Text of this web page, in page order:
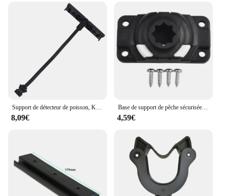
Support de détecteur de poisson, Kayak, pêche, bateau gonflable, accessoires, Support pour supports, stockage de Garage, Navigation, Pvc Marine
8,09€
Base de support de pêche sécurisée et polyvalente, adaptée aux détecteurs de poisson phosphorescent, supports de téléphone portable, bateau de kayak, le plus récent
4,59€